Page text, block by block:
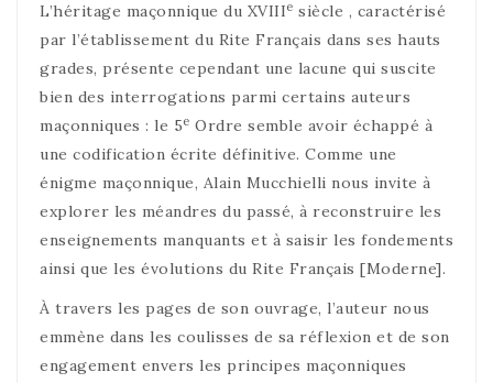
L’héritage maçonnique du XVIIIe siècle , caractérisé
par l’établissement du Rite Français dans ses hauts
grades, présente cependant une lacune qui suscite
bien des interrogations parmi certains auteurs
maçonniques : le 5e Ordre semble avoir échappé à
une codification écrite définitive. Comme une
énigme maçonnique, Alain Mucchielli nous invite à
explorer les méandres du passé, à reconstruire les
enseignements manquants et à saisir les fondements
ainsi que les évolutions du Rite Français [Moderne].
À travers les pages de son ouvrage, l’auteur nous
emmène dans les coulisses de sa réflexion et de son
engagement envers les principes maçonniques